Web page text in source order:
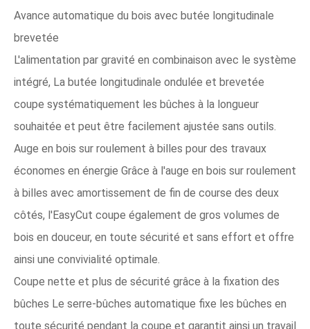
Avance automatique du bois avec butée longitudinale
brevetée
L'alimentation par gravité en combinaison avec le système
intégré, La butée longitudinale ondulée et brevetée
coupe systématiquement les bûches à la longueur
souhaitée et peut être facilement ajustée sans outils.
Auge en bois sur roulement à billes pour des travaux
économes en énergie Grâce à l'auge en bois sur roulement
à billes avec amortissement de fin de course des deux
côtés, l'EasyCut coupe également de gros volumes de
bois en douceur, en toute sécurité et sans effort et offre
ainsi une convivialité optimale.
Coupe nette et plus de sécurité grâce à la fixation des
bûches Le serre-bûches automatique fixe les bûches en
toute sécurité pendant la coupe et garantit ainsi un travail